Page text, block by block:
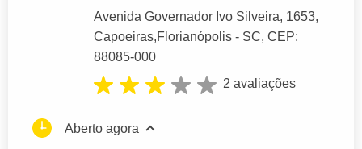
Avenida Governador Ivo Silveira, 1653,
Capoeiras,Florianópolis - SC, CEP:
88085-000
2 avaliações
Aberto agora